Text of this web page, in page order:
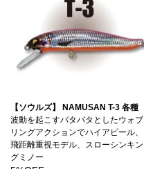
【ソウルズ】 NAMUSAN T-3 各種
波動を起こすバタバタとしたウォブ
リングアクションでハイアピール、
飛距離重視モデル、スローシンキン
グミノー